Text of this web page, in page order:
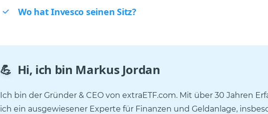
Wo hat Invesco seinen Sitz?
💪 Hi, ich bin Markus Jordan
Ich bin der Gründer & CEO von extraETF.com. Mit über 30 Jahren
ich ein ausgewiesener Experte für Finanzen und Geldanlage,